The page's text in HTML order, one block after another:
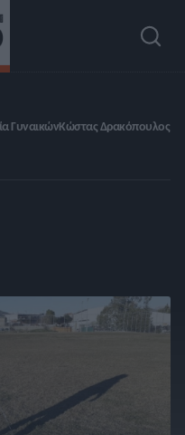
ΓυναικώνΚώστας Δρακόπουλος